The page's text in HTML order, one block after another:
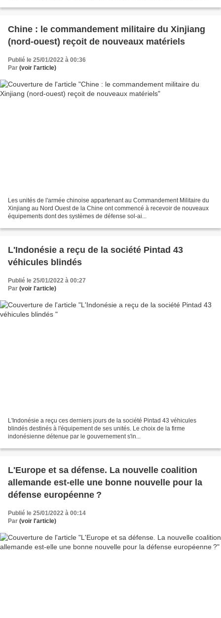
Chine : le commandement militaire du Xinjiang
(nord-ouest) reçoit de nouveaux matériels
Publié le 25/01/2022 à 00:36
Par (voir l'article)
Les unités de l'armée chinoise appartenant au Commandement Militaire du
Xinjiang au Nord Ouest de la Chine ont commencé à recevoir de nouveaux
équipements dont des systèmes de défense sol-ai...
L'Indonésie a reçu de la société Pintad 43
véhicules blindés
Publié le 25/01/2022 à 00:27
Par (voir l'article)
L'Indonésie a reçu ces derniers jours de la société Pintad 43 véhicules
blindés destinés à l'équipement de ses unités. Le choix de la firme
indonésienne détenue par le gouvernement s'in...
L'Europe et sa défense. La nouvelle coalition
allemande est-elle une bonne nouvelle pour la
défense européenne ?
Publié le 25/01/2022 à 00:14
Par (voir l'article)